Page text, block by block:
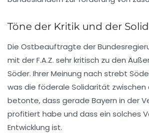
Töne der Kritik und der
Die Ostbeauftragte der
mit der F.A.Z. sehr kritisch zu den
Söder. Ihrer Meinung nach strebt
was die föderale Solidarität
betonte, dass gerade Bayern in der
profitiert habe und dass ein solches
Entwicklung ist.